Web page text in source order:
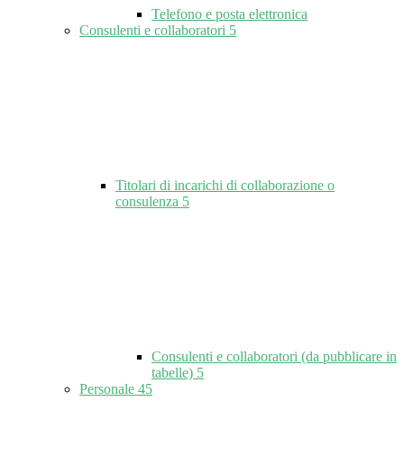
Telefono e posta elettronica
Consulenti e collaboratori 5
Titolari di incarichi di collaborazione o
consulenza 5
Consulenti e collaboratori (da pubblicare in
tabelle) 5
Personale 45